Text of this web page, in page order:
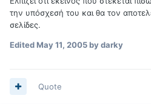
την υπόσχεσή του και θα τον
σελίδες.
EditedMay 11, 2005by darky
Quote